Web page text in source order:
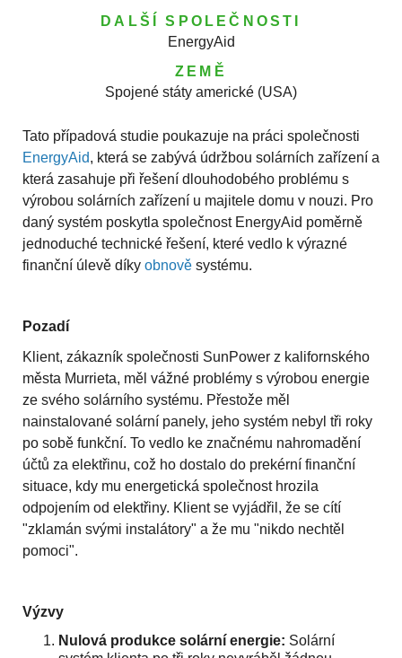
DALŠÍ SPOLEČNOSTI
EnergyAid
ZEMĚ
Spojené státy americké (USA)
Tato případová studie poukazuje na práci společnosti
EnergyAid, která se zabývá údržbou solárních zařízení a
která zasahuje při řešení dlouhodobého problému s
výrobou solárních zařízení u majitele domu v nouzi. Pro
daný systém poskytla společnost EnergyAid poměrně
jednoduché technické řešení, které vedlo k výrazné
finanční úlevě díky obnově systému.
Pozadí
Klient, zákazník společnosti SunPower z kalifornského
města Murrieta, měl vážné problémy s výrobou energie
ze svého solárního systému. Přestože měl
nainstalované solární panely, jeho systém nebyl tři roky
po sobě funkční. To vedlo ke značnému nahromadění
účtů za elektřinu, což ho dostalo do prekérní finanční
situace, kdy mu energetická společnost hrozila
odpojením od elektřiny. Klient se vyjádřil, že se cítí
"zklamán svými instalátory" a že mu "nikdo nechtěl
pomoci".
Výzvy
Nulová produkce solární energie: Solární